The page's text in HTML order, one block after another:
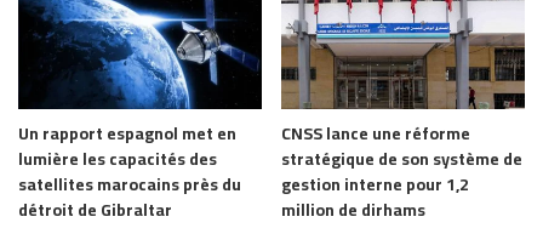
Un rapport espagnol met en
lumière les capacités des
satellites marocains près du
détroit de Gibraltar
CNSS lance une réforme
stratégique de son système de
gestion interne pour 1,2
million de dirhams